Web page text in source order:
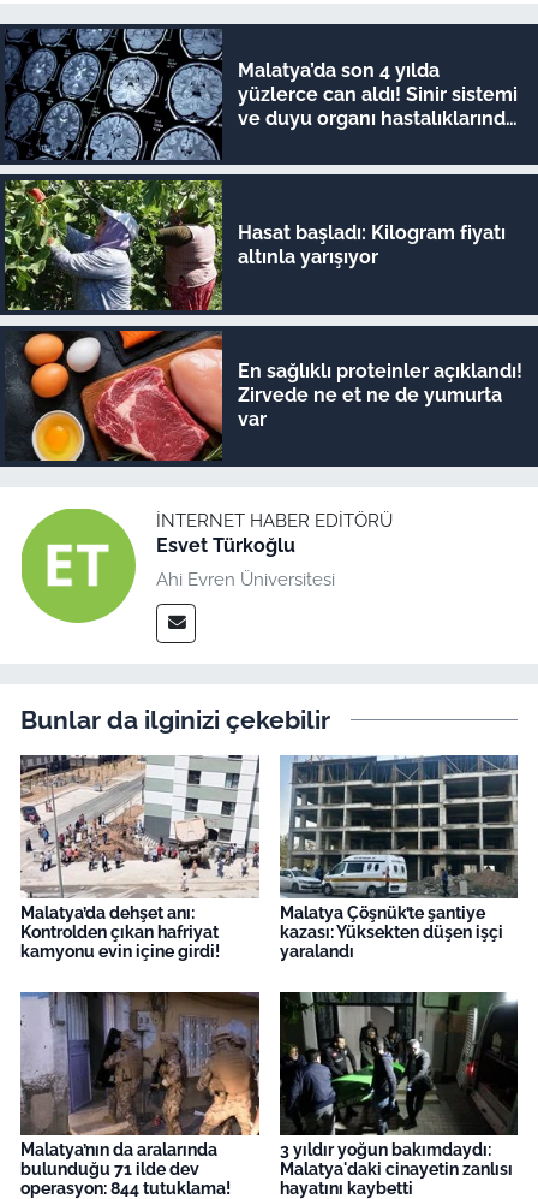
Malatya’da son 4 yılda
yüzlerce can aldı! Sinir sistemi
ve duyu organı hastalıklarında
Hasat başladı: Kilogram fiyatı
altınla yarışıyor
En sağlıklı proteinler açıklandı!
Zirvede ne et ne de yumurta
var
İNTERNET HABER EDITÖRÜ
Esvet Türkoğlu
Ahi Evren Üniversitesi
Bunlar da ilginizi çekebilir
Malatya’da dehşet anı:
Kontrolden çıkan hafriyat
kamyonu evin içine girdi!
Malatya Çöşnük’te şantiye
kazası: Yüksekten düşen işçi
yaralandı
Malatya’nın da aralarında
bulunduğu 71 ilde dev
operasyon: 844 tutuklama!
3 yıldır yoğun bakımdaydı:
Malatya'daki cinayetin zanlısı
hayatını kaybetti